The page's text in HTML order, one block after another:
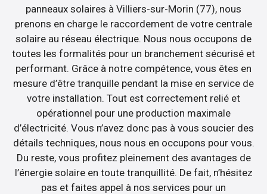
panneaux solaires à Villiers-sur-Morin (77), nous
prenons en charge le raccordement de votre centrale
solaire au réseau électrique. Nous nous occupons de
toutes les formalités pour un branchement sécurisé et
performant. Grâce à notre compétence, vous êtes en
mesure d’être tranquille pendant la mise en service de
votre installation. Tout est correctement relié et
opérationnel pour une production maximale
d’électricité. Vous n’avez donc pas à vous soucier des
détails techniques, nous nous en occupons pour vous.
Du reste, vous profitez pleinement des avantages de
l’énergie solaire en toute tranquillité. De fait, n’hésitez
pas et faites appel à nos services pour un